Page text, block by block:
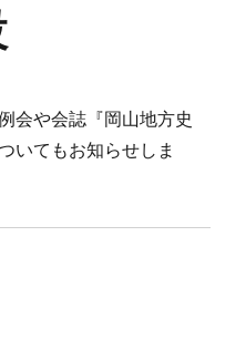
会や会誌『岡山地方史
いてもお知らせしま